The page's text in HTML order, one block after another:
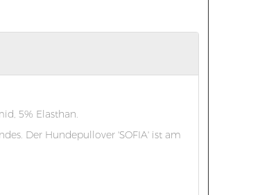
5% Elasthan.
Der Hundepullover 'SOFIA' ist am